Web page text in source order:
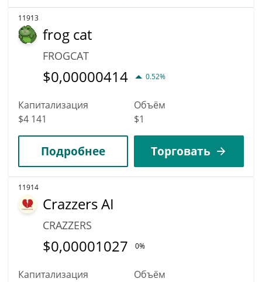
11913
frog cat
FROGCAT
$0,00000414 0.52%
Капитализация
$4 141
Объём
$1
Подробнее Торговать
11914
Crazzers AI
CRAZZERS
$0,00001027 0%
Капитализация
Объём